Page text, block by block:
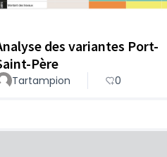
des variantes Port-
Père
Tartampion 0